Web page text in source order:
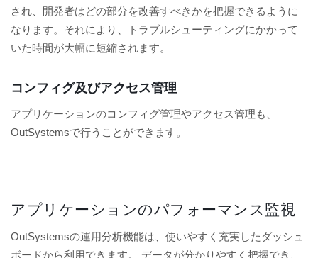
され、開発者はどの部分を改善すべきかを把握できるように
なります。それにより、トラブルシューティングにかかって
いた時間が大幅に短縮されます。
コンフィグ及びアクセス管理
アプリケーションのコンフィグ管理やアクセス管理も、
OutSystemsで行うことができます。
アプリケーションのパフォーマンス監視
OutSystemsの運用分析機能は、使いやすく充実したダッシュ
ボードから利用できます。 データが分かりやすく把握でき、